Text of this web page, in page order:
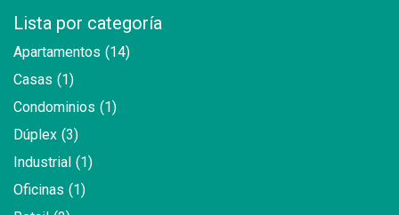
Lista por categoría
Apartamentos (14)
Casas (1)
Condominios (1)
Dúplex (3)
Industrial (1)
Oficinas (1)